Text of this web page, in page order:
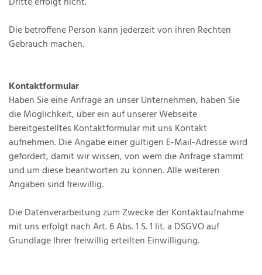
Die betroffene Person kann jederzeit von ihren Rechten
Gebrauch machen.
Kontaktformular
Haben Sie eine Anfrage an unser Unternehmen, haben Sie
die Möglichkeit, über ein auf unserer Webseite
bereitgestelltes Kontaktformular mit uns Kontakt
aufnehmen. Die Angabe einer gültigen E-Mail-Adresse wird
gefordert, damit wir wissen, von wem die Anfrage stammt
und um diese beantworten zu können. Alle weiteren
Angaben sind freiwillig.
Die Datenverarbeitung zum Zwecke der Kontaktaufnahme
mit uns erfolgt nach Art. 6 Abs. 1 S. 1 lit. a DSGVO auf
Grundlage Ihrer freiwillig erteilten Einwilligung.